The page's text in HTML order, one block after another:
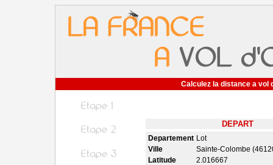
Calculez la distance a vol
DEPART
Departement Lot
Ville
Sainte-Colombe
Latitude
2.016667